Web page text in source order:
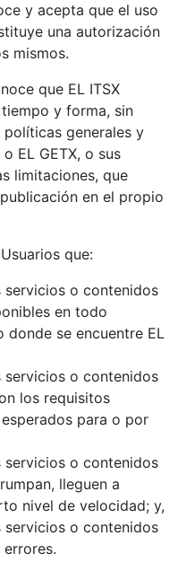
y acepta que el uso
una autorización
mismos.
que EL ITSX
y forma, sin
generales y
EL GETX, o sus
limitaciones, que
en el propio
que:
servicios o contenidos
en todo
se encuentre EL
servicios o contenidos
los requisitos
para o por
servicios o contenidos
lleguen a
nivel de velocidad; y,
servicios o contenidos